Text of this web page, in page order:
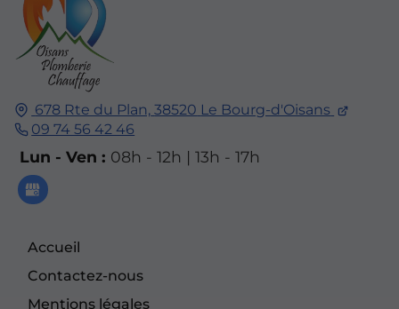
678 Rte du Plan, 38520 Le Bourg-d'Oisans
09 74 56 42 46
Lun - Ven : 08h - 12h | 13h - 17h
Accueil
Contactez-nous
Mentions légales